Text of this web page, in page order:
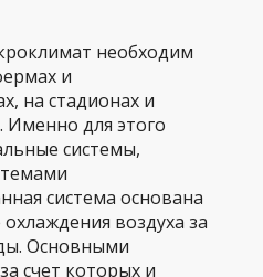
необходим
и
на стадионах и
для этого
системы,
система основана
воздуха за
Основными
счет которых и